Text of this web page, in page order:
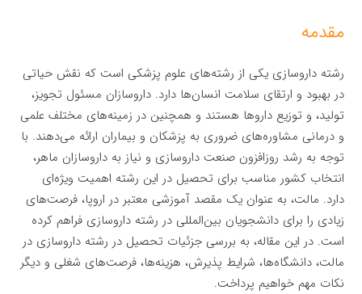
مقدمه
رشته داروسازی یکی از رشته‌های علوم پزشکی است که نقش حیاتی
در بهبود و ارتقای سلامت انسان‌ها دارد. داروسازان مسئول تجویز،
تولید، و توزیع داروها هستند و همچنین در زمینه‌های مختلف علمی
و درمانی مشاوره‌های ضروری به پزشکان و بیماران ارائه می‌دهند. با
توجه به رشد روزافزون صنعت داروسازی و نیاز به داروسازان ماهر،
انتخاب کشور مناسب برای تحصیل در این رشته اهمیت ویژه‌ای
دارد. مالت، به عنوان یک مقصد آموزشی معتبر در اروپا، فرصت‌های
زیادی را برای دانشجویان بین‌المللی در رشته داروسازی فراهم کرده
است. در این مقاله، به بررسی جزئیات تحصیل در رشته داروسازی در
مالت، دانشگاه‌ها، شرایط پذیرش، هزینه‌ها، فرصت‌های شغلی و دیگر
نکات مهم خواهیم پرداخت.